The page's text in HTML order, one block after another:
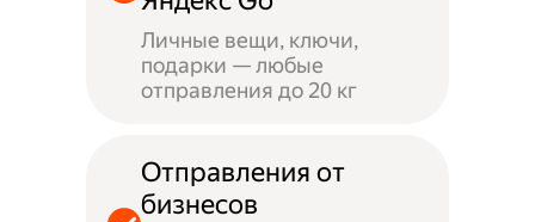
Личные вещи, ключи,
подарки — любые
отправления до 20 кг
Отправления от
бизнесов